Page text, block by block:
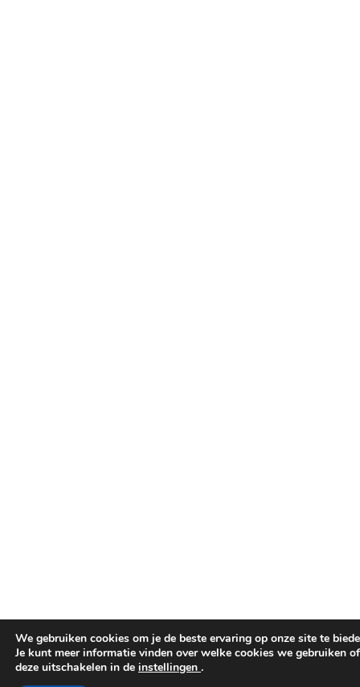
We gebruiken cookies om je de beste ervaring op onze site te
Je kunt meer informatie vinden over welke cookies we gebruiken of
deze uitschakelen in de instellingen .